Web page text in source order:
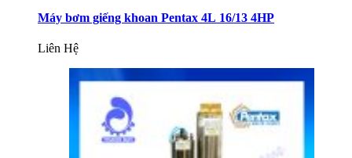
Máy bơm giếng khoan Pentax 4L 16/13 4HP
Liên Hệ